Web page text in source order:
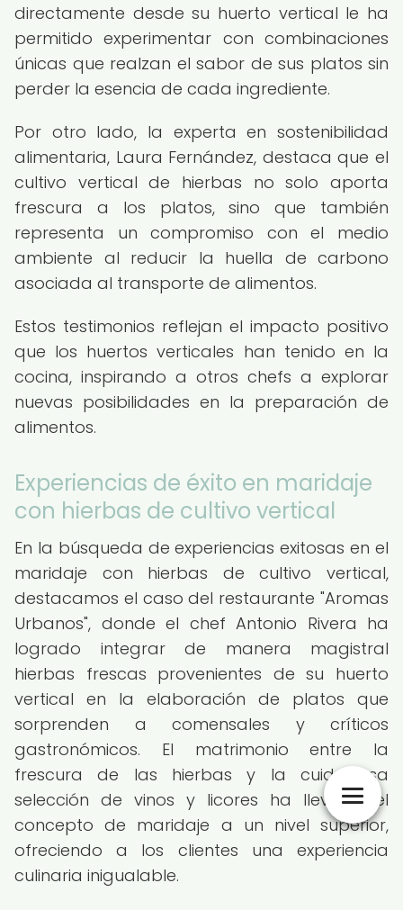
directamente desde su huerto vertical le ha
permitido experimentar con combinaciones
únicas que realzan el sabor de sus platos sin
perder la esencia de cada ingrediente.
Por otro lado, la experta en sostenibilidad
alimentaria, Laura Fernández, destaca que el
cultivo vertical de hierbas no solo aporta
frescura a los platos, sino que también
representa un compromiso con el medio
ambiente al reducir la huella de carbono
asociada al transporte de alimentos.
Estos testimonios reflejan el impacto positivo
que los huertos verticales han tenido en la
cocina, inspirando a otros chefs a explorar
nuevas posibilidades en la preparación de
alimentos.
Experiencias de éxito en maridaje
con hierbas de cultivo vertical
En la búsqueda de experiencias exitosas en el
maridaje con hierbas de cultivo vertical,
destacamos el caso del restaurante "Aromas
Urbanos", donde el chef Antonio Rivera ha
logrado integrar de manera magistral
hierbas frescas provenientes de su huerto
vertical en la elaboración de platos que
sorprenden a comensales y críticos
gastronómicos. El matrimonio entre la
frescura de las hierbas y la cuidadosa
selección de vinos y licores ha llevado el
concepto de maridaje a un nivel superior,
ofreciendo a los clientes una experiencia
culinaria inigualable.